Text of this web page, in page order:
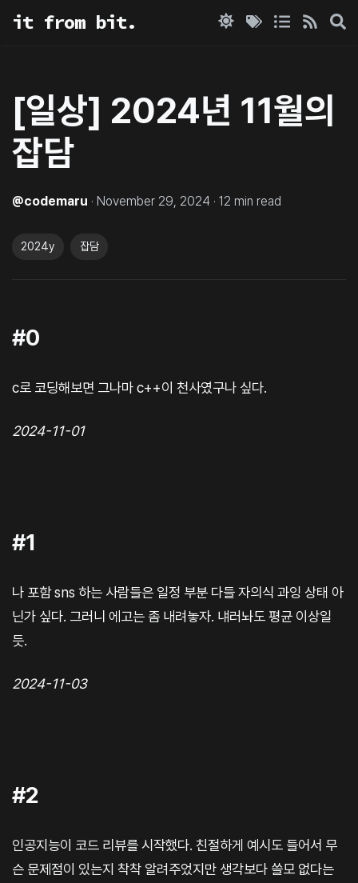
it from bit.
[일상] 2024년 11월의
잡담
@codemaru · November 29, 2024 · 12 min read
2024y 잡담
#0
c로 코딩해보면 그나마 c++이 천사였구나 싶다.
2024-11-01
#1
나 포함 sns 하는 사람들은 일정 부분 다들 자의식 과잉 상태 아
닌가 싶다. 그러니 에고는 좀 내려놓자. 냬러놔도 평균 이상일
듯.
2024-11-03
#2
인공지능이 코드 리뷰를 시작했다. 친절하게 예시도 들어서 무
슨 문제점이 있는지 착착 알려주었지만 생각보다 쓸모 없다는